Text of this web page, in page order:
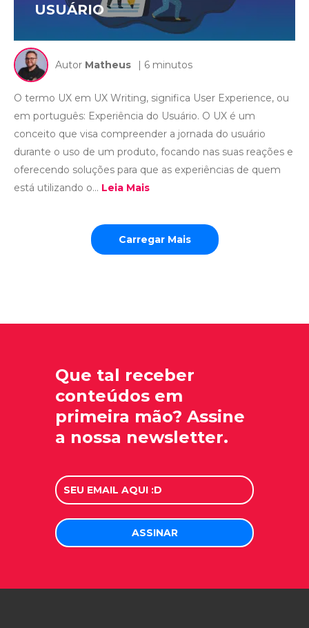
USUÁRIO
Autor Matheus | 6 minutos
O termo UX em UX Writing, significa User Experience, ou
em português: Experiência do Usuário. O UX é um
conceito que visa compreender a jornada do usuário
durante o uso de um produto, focando nas suas reações e
oferecendo soluções para que as experiências de quem
está utilizando o... Leia Mais
Carregar Mais
Que tal receber
conteúdos em
primeira mão? Assine
a nossa newsletter.